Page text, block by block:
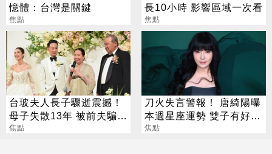
憶體：台灣是關鍵
焦點
長10小時 影響區域一次看
焦點
台玻夫人長子驟逝震撼！
母子失散13年 被前夫騙
「愛兒已夭折」
焦點
刀火失言警報！ 唐綺陽曝
本週星座運勢 雙子有好消
息、獅子談判順利
焦點